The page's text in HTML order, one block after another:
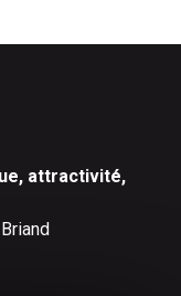
attractivité,